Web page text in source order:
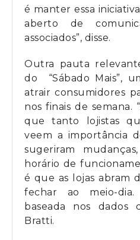
é manter essa
aberto de
associados”, disse.
Outra pauta
do “Sábado Mais”,
atrair consumidores
nos finais de semana.
que tanto lojistas
veem a importância
sugeriram
horário de
é que as lojas abram
fechar ao meio-
baseada nos dados
Bratti.